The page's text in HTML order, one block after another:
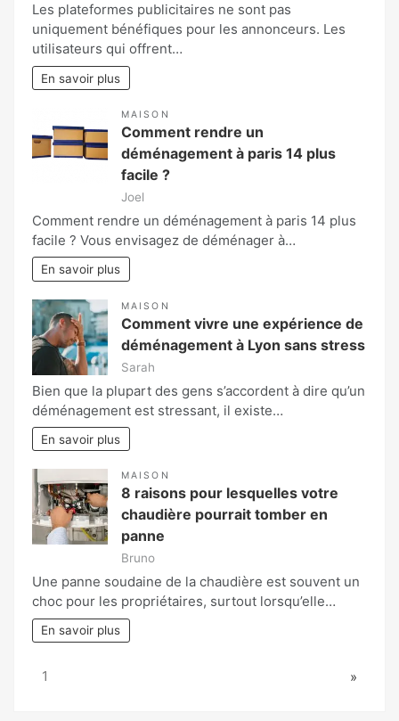
Les plateformes publicitaires ne sont pas
uniquement bénéfiques pour les annonceurs. Les
utilisateurs qui offrent…
En savoir plus
MAISON
Comment rendre un
déménagement à paris 14 plus
facile ?
Joel
Comment rendre un déménagement à paris 14 plus
facile ? Vous envisagez de déménager à…
En savoir plus
MAISON
Comment vivre une expérience de
déménagement à Lyon sans stress
Sarah
Bien que la plupart des gens s’accordent à dire qu’un
déménagement est stressant, il existe…
En savoir plus
MAISON
8 raisons pour lesquelles votre
chaudière pourrait tomber en
panne
Bruno
Une panne soudaine de la chaudière est souvent un
choc pour les propriétaires, surtout lorsqu’elle…
En savoir plus
Page:
1 Next
»